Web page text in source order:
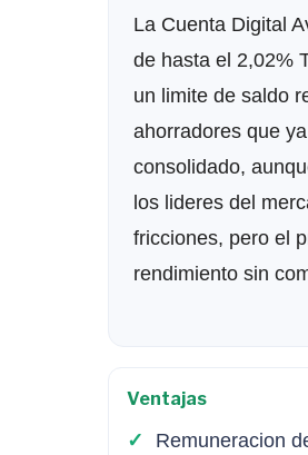
La Cuenta Digital
de hasta el 2,02%
un limite de saldo
ahorradores que
consolidado,
los lideres del
fricciones, pero el
rendimiento sin
Ventajas
Remuneracion